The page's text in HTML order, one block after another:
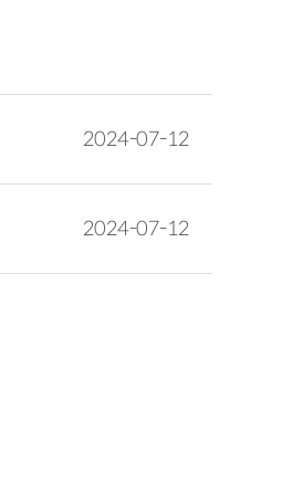
2024-07-12
2024-07-12